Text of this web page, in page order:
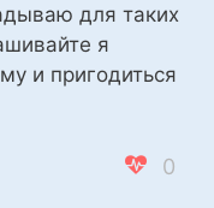
для таких
я
и пригодиться
0